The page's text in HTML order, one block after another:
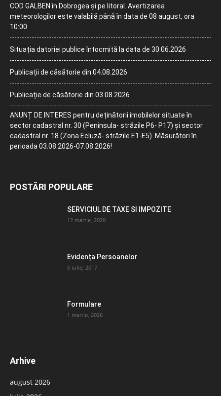
COD GALBEN în Dobrogea și pe litoral. Avertizarea
meteorologilor este valabilă până în data de 08 august, ora
10:00
Situația datoriei publice întocmită la data de 30.06.2026
Publicații de căsătorie din 04.08.2026
Publicație de căsătorie din 03.08.2026
ANUNȚ DE INTERES pentru deținătorii imobilelor situate în
sector cadastral nr. 30 (Peninsula- străzile P6- P17) și sector
cadastral nr. 18 (Zona Ecluză- străzile E1-E5). Măsurători în
perioada 03.08.2026-07.08.2026!
POSTĂRI POPULARE
SERVICIUL DE TAXE SI IMPOZITE
12 martie, 2020
Evidența Persoanelor
5 iulie, 2017
Formulare
1 martie, 2026
Arhive
august 2026